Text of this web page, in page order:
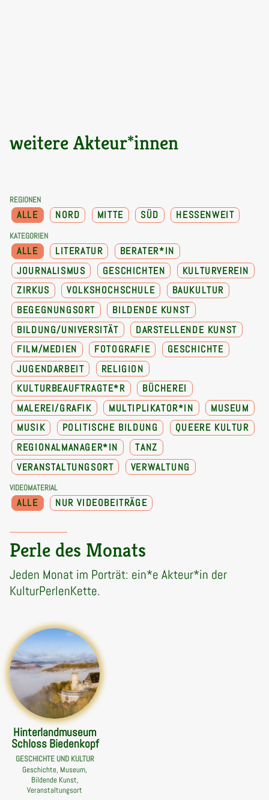
weitere Akteur*innen
REGIONEN
ALLE NORD MITTE SÜD HESSENWEIT
KATEGORIEN
ALLE LITERATUR
BERATER*IN
JOURNALISMUS
GESCHICHTEN
KULTURVEREIN
ZIRKUS
VOLKSHOCHSCHULE
BAUKULTUR
BEGEGNUNGSORT
BILDENDE KUNST
BILDUNG/UNIVERSITÄT
DARSTELLENDE KUNST
FILM/MEDIEN
FOTOGRAFIE
GESCHICHTE
JUGENDARBEIT
RELIGION
KULTURBEAUFTRAGTE*R
BÜCHEREI
MALEREI/GRAFIK
MULTIPLIKATOR*IN
MUSEUM
MUSIK
POLITISCHE BILDUNG
QUEERE KULTUR
REGIONALMANAGER*IN
TANZ
VERANSTALTUNGSORT
VERWALTUNG
VIDEOMATERIAL
ALLE NUR VIDEOBEITRÄGE
Perle des Monats
Jeden Monat im Porträt: ein*e Akteur*in der
KulturPerlenKette.
Hinterlandmuseum
Schloss Biedenkopf
GESCHICHTE UND KULTUR
Geschichte, Museum,
Bildende Kunst,
Veranstaltungsort